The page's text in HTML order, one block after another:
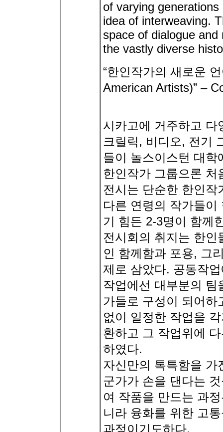
of varying
idea of interweaving.
space of dialogue
the vastly diverse
“한인작가의 새로운
American Artists)” –
시카고에 거주하고
크릴릭, 비디오, 전기
들이 놀스이스턴 대학
한인작가 그룹으론
전시는 단순한 한인작
다른 연령의 작가들
기 힘든 2-3명이 함께
전시회의 취지는 한인
인 함께함과 포용, 그
제로 삼았다. 공동작
작업에선 대부분의
가들로 구성이 되어
없이 일정한 작업을
환하고 그 작업위에
하였다.
자신만의 톡특함을 가
군가가 손을 댄다는
여 작품을 만드는 과
니라 융화를 위한 고
과정이기도하다.